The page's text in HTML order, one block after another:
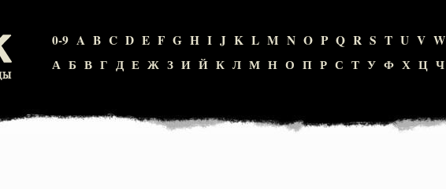
0-9 A B C D E F G H I J K L M N O P Q R S T U V W
А Б В Г Д Е Ж З И Й К Л М Н О П Р С Т У Ф Х Ц Ч